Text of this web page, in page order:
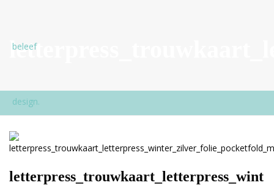
letterpress_trouwkaart_letterpress_wint